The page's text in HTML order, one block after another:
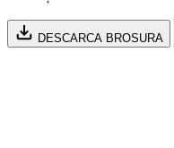
DESCARCA BROSURA